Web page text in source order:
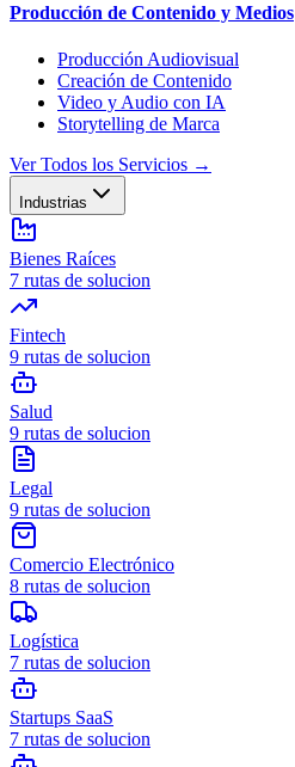
Producción de Contenido y Medios
Producción Audiovisual
Creación de Contenido
Video y Audio con IA
Storytelling de Marca
Ver Todos los Servicios →
Industrias
Bienes Raíces
7 rutas de solucion
Fintech
9 rutas de solucion
Salud
9 rutas de solucion
Legal
9 rutas de solucion
Comercio Electrónico
8 rutas de solucion
Logística
7 rutas de solucion
Startups SaaS
7 rutas de solucion